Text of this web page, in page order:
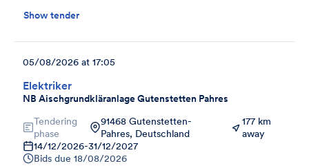
Show tender
Elektriker
NB Aischgrundkläranlage Gutenstetten Pahres
05/08/2026 at 17:05
Tendering
phase
91468 Gutenstetten-
Pahres, Deutschland
177 km
away
14/12/2026-31/12/2027
Bids due 18/08/2026